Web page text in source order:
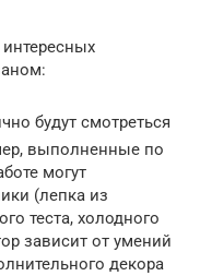
будут смотреться
выполненные по
могут
(лепка из
теста, холодного
зависит от умений
декора